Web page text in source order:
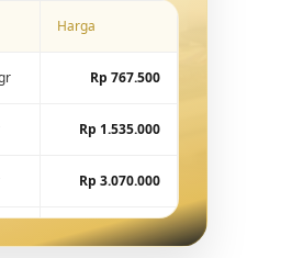
Harga
Rp 767.500
Rp 1.535.000
Rp 3.070.000
Rp 7.675.000